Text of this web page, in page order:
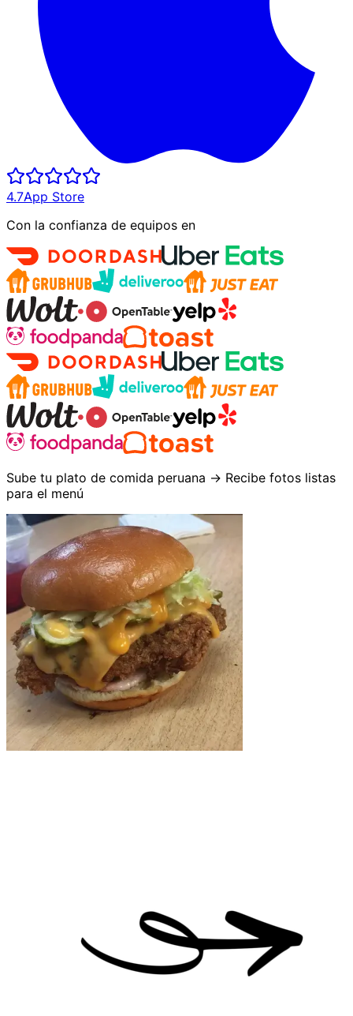
4.7App Store
Con la confianza de equipos en
Sube tu plato de comida peruana → Recibe fotos listas
para el menú